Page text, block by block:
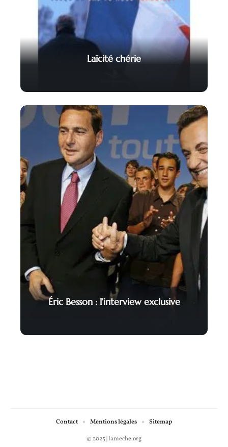
Laïcité chérie
Éric Besson : l’interview exclusive
© 2025 | lameche.org
Contact Mentions légales Sitemap